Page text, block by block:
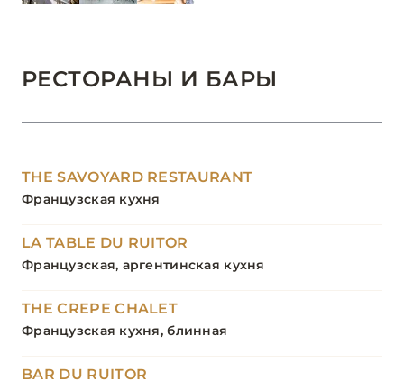
РЕСТОРАНЫ И БАРЫ
THE SAVOYARD RESTAURANT
Французская кухня
LA TABLE DU RUITOR
Французская, аргентинская кухня
THE СREPE СHALET
Французская кухня, блинная
BAR DU RUITOR